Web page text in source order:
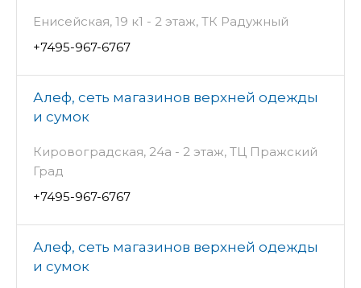
Енисейская, 19 к1 - 2 этаж, ТК Радужный
+7495-967-6767
Алеф, сеть магазинов верхней одежды
и сумок
Кировоградская, 24а - 2 этаж, ТЦ Пражский
Град
+7495-967-6767
Алеф, сеть магазинов верхней одежды
и сумок